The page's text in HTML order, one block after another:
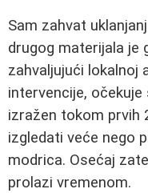
Sam zahvat
drugog materijala je
zahvaljujući lokalnoj
intervencije,
izražen tokom prvih
izgledati veće nego
modrica. Osećaj
prolazi vremenom.